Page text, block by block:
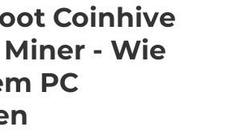
Coinhive
- Wie
PC